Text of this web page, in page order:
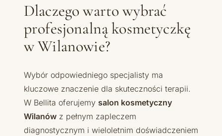
Dlaczego warto wybrać
profesjonalną kosmetyczkę
w Wilanowie?
Wybór odpowiedniego specjalisty ma
kluczowe znaczenie dla skuteczności terapii.
W Bellita oferujemy salon kosmetyczny
Wilanów z pełnym zapleczem
diagnostycznym i wieloletnim doświadczeniem